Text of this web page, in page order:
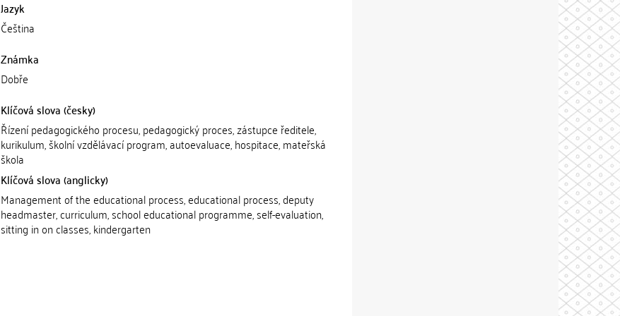
Jazyk
Čeština
Známka
Dobře
Klíčová slova (česky)
Řízení pedagogického procesu, pedagogický proces, zástupce ředitele,
kurikulum, školní vzdělávací program, autoevaluace, hospitace, mateřská
škola
Klíčová slova (anglicky)
Management of the educational process, educational process, deputy
headmaster, curriculum, school educational programme, self-evaluation,
sitting in on classes, kindergarten